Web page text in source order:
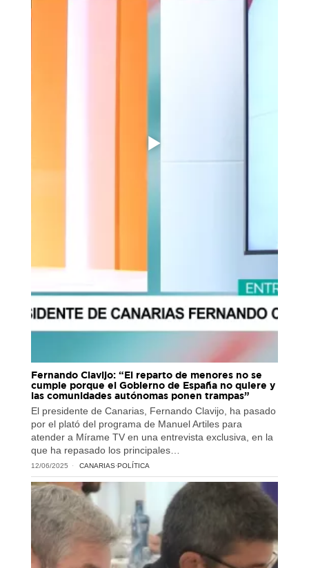
Fernando Clavijo: “El reparto de menores no se
cumple porque el Gobierno de España no quiere y
las comunidades autónomas ponen trampas”
El presidente de Canarias, Fernando Clavijo, ha pasado
por el plató del programa de Manuel Artiles para
atender a Mírame TV en una entrevista exclusiva, en la
que ha repasado los principales…
12/06/2025 CANARIAS·POLÍTICA